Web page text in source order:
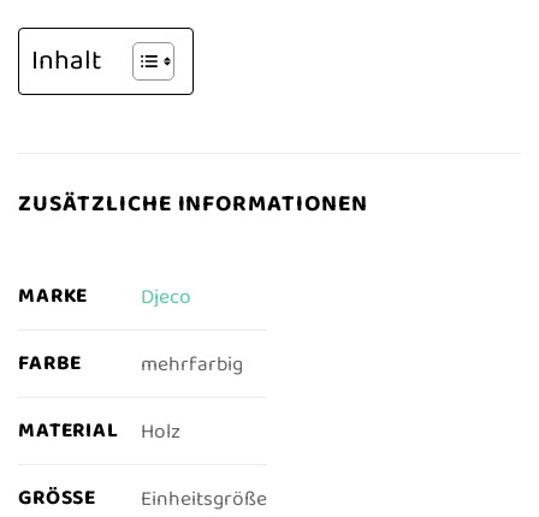
Inhalt
ZUSÄTZLICHE INFORMATIONEN
MARKE Djeco
FARBE mehrfarbig
MATERIAL Holz
GRÖSSE Einheitsgröße